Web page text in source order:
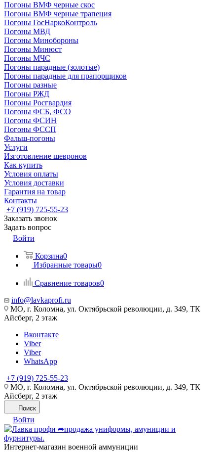
Погоны ВМФ черные скос
Погоны ВМФ черные трапеция
Погоны ГосНаркоКонтроль
Погоны МВД
Погоны Минобороны
Погоны Минюст
Погоны МЧС
Погоны парадные (золотые)
Погоны парадные для прапорщиков
Погоны разные
Погоны РЖД
Погоны Росгвардия
Погоны ФСБ, ФСО
Погоны ФСИН
Погоны ФССП
Фальш-погоны
Услуги
Изготовление шевронов
Как купить
Условия оплаты
Условия доставки
Гарантия на товар
Контакты
+7 (919) 725-55-23
Заказать звонок
Задать вопрос
Войти
Корзина0
Избранные товары0
Сравнение товаров0
info@lavkaprofi.ru
МО, г. Коломна, ул. Октябрьской революции, д. 349, ТК
Айсберг, 2 этаж
Вконтакте
Viber
Viber
WhatsApp
+7 (919) 725-55-23
МО, г. Коломна, ул. Октябрьской революции, д. 349, ТК
Айсберг, 2 этаж
Поиск
Войти
Интернет-магазин военной аммуниции